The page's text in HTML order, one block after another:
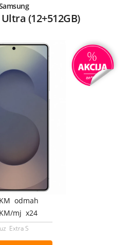
(12+512GB)
KM odmah
KM/mj x24
uz Extra S